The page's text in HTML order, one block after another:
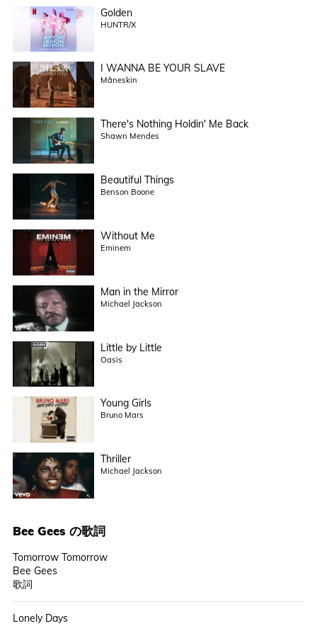
Golden
HUNTR/X
I WANNA BE YOUR SLAVE
Måneskin
There's Nothing Holdin' Me Back
Shawn Mendes
Beautiful Things
Benson Boone
Without Me
Eminem
Man in the Mirror
Michael Jackson
Little by Little
Oasis
Young Girls
Bruno Mars
Thriller
Michael Jackson
Bee Gees の歌詞
Tomorrow Tomorrow
Bee Gees
歌詞
Lonely Days